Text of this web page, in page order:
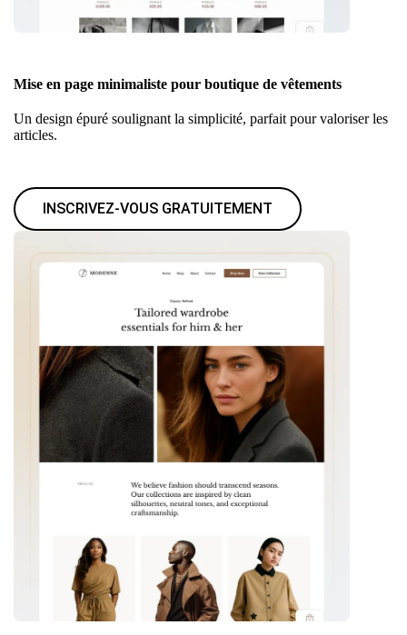
Mise en page minimaliste pour boutique de vêtements
Un design épuré soulignant la simplicité, parfait pour valoriser les
articles.
INSCRIVEZ-VOUS GRATUITEMENT